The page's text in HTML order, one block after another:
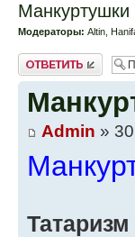
Манкуртушки
Модераторы: Altin
Ответить
Admin »